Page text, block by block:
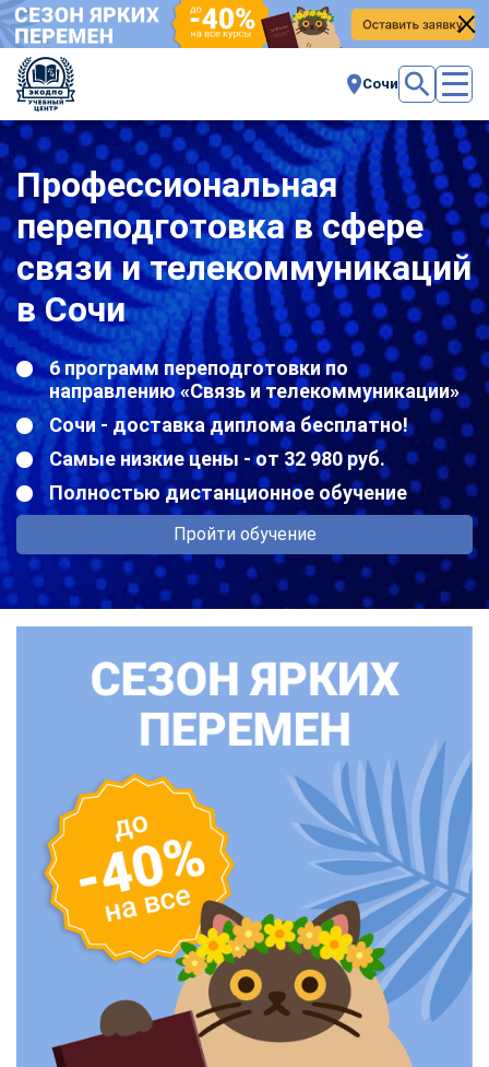
Сочи
Профессиональная
переподготовка в сфере
связи и телекоммуникаций
в Сочи
6 программ переподготовки по
направлению «Связь и телекоммуникации»
Сочи - доставка диплома бесплатно!
Самые низкие цены - от 32 980 руб.
Полностью дистанционное обучение
Пройти обучение